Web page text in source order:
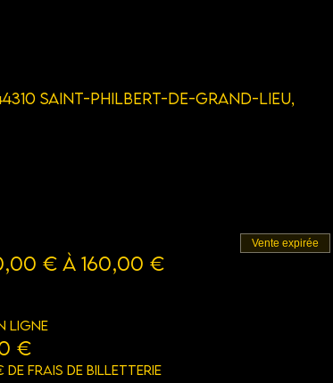
Saint-Philbert-de-Grand-Lieu,
€ à 160,00 €
Vente expirée
ligne
€
de frais de billetterie